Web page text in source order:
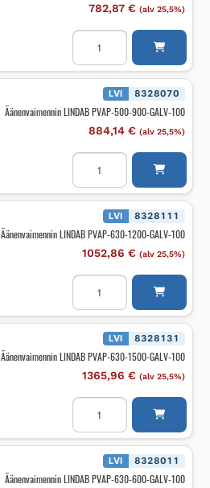
782,87 € (alv 25,5%)
Äänenvaimennin
LINDAB
500-
600-
GALV-
määrä
LVI 8328070
Äänenvaimennin LINDAB PVAP-500-900-GALV-100
884,14 € (alv 25,5%)
Äänenvaimennin
LINDAB
500-
900-
GALV-
määrä
LVI 8328111
Äänenvaimennin LINDAB PVAP-630-1200-GALV-100
1052,86 € (alv 25,5%)
Äänenvaimennin
LINDAB
630-
1200-
GALV-
määrä
LVI 8328131
Äänenvaimennin LINDAB PVAP-630-1500-GALV-100
1365,96 € (alv 25,5%)
Äänenvaimennin
LINDAB
630-
1500-
GALV-
määrä
LVI 8328011
Äänenvaimennin LINDAB PVAP-630-600-GALV-100